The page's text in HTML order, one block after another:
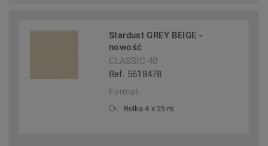
Stardust GREY BEIGE -
nowość
CLASSIC 40
Ref. 5618478
Format
Rolka 4 x 25 m